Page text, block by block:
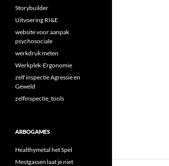
Storybuilder
Uitvoering RI&E
website voor aanpak
psychosociale
werkdruk meten
Werkplek-Ergonomie
zelf inspectie Agressie en
Geweld
zelfinspectie_tools
ARBOGAMES
Healthymetal het Spel
Mestgassen laat je niet